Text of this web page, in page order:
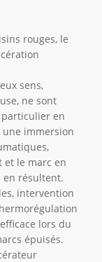
rouges, le
sens,
ne sont
en
immersion
et le marc en
en résultent.
intervention
lors du
épuisés.